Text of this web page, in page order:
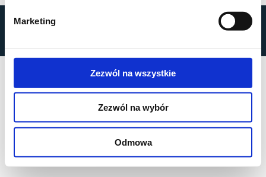
Marketing
Zezwól na wszystkie
Zezwól na wybór
Odmowa